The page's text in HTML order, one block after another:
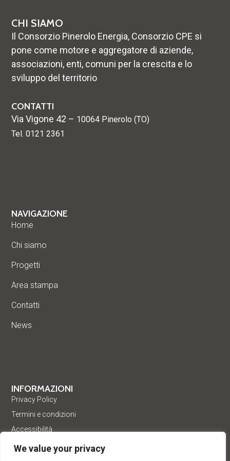
We value your privacy
CHI SIAMO
Il Consorzio Pinerolo Energia, Consorzio CPE si
pone come motore e aggregatore di aziende,
associazioni, enti, comuni per la crescita e lo
sviluppo del territorio
CONTATTI
Via Vigone 42 – 10064 Pinerolo (TO)
Tel. 0121 2361
NAVIGAZIONE
Home
Chi siamo
Progetti
Area stampa
Contatti
News
INFORMAZIONI
Privacy Policy
Termini e condizioni
Accessibilità